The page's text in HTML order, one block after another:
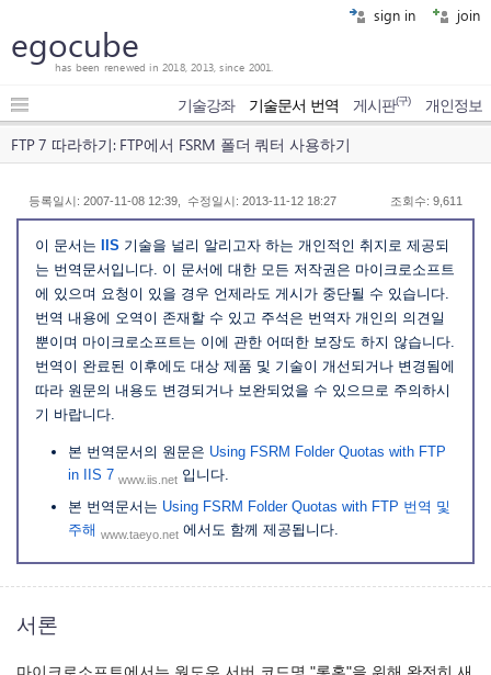
sign in join
egocube
has been renewed in 2018, 2013, since 2001.
기술강좌 기술문서 번역 게시판(구) 개인정보
FTP 7 따라하기: FTP에서 FSRM 폴더 쿼터 사용하기
등록일시: 2007-11-08 12:39, 수정일시: 2013-11-12 18:27 조회수: 9,611
이 문서는 IIS 기술을 널리 알리고자 하는 개인적인 취지로 제공되
는 번역문서입니다. 이 문서에 대한 모든 저작권은 마이크로소프트
에 있으며 요청이 있을 경우 언제라도 게시가 중단될 수 있습니다.
번역 내용에 오역이 존재할 수 있고 주석은 번역자 개인의 의견일
뿐이며 마이크로소프트는 이에 관한 어떠한 보장도 하지 않습니다.
번역이 완료된 이후에도 대상 제품 및 기술이 개선되거나 변경됨에
따라 원문의 내용도 변경되거나 보완되었을 수 있으므로 주의하시
기 바랍니다.
본 번역문서의 원문은 Using FSRM Folder Quotas with FTP
in IIS 7 www.iis.net 입니다.
본 번역문서는 Using FSRM Folder Quotas with FTP 번역 및
주해 www.taeyo.net 에서도 함께 제공됩니다.
서론